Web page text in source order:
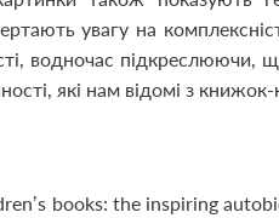
увагу на
водночас
які нам відомі з
books: the inspiring